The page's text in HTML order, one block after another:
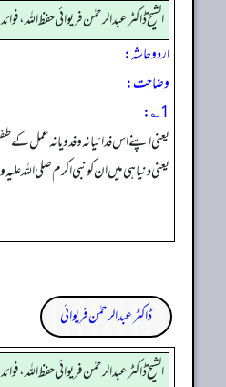
الشیخ ڈاکٹر عبد الرحمٰن فریوائی حفظ اللہ،
اردو حاشہ:
وضاحت:
1؎:
یعنی اپنے اس فدائیانہ و فدویانہ عمل
یعنی دنیا ہی میں ان کو نبی اکرم صلی
ڈاکٹر عبدالرحمٰن فریوائی
الشیخ ڈاکٹر عبد الرحمٰن فریوائی حفظ اللہ،